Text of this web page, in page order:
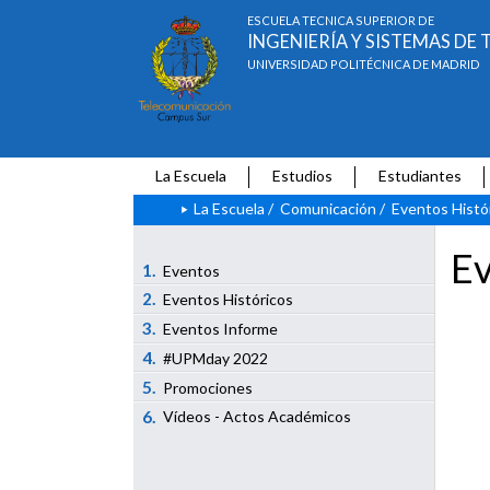
ESCUELA TÉCNICA SUPERIOR DE
INGENIERÍA Y SISTEMAS
UNIVERSIDAD POLITÉCNICA DE MADRID
La Escuela Estudios
Estudiantes
La Escuela / Comunicación / Eventos
1. Eventos
2. Eventos Históricos
3. Eventos Informe
4. #UPMday 2022
5. Promociones
6. Vídeos - Actos Académicos